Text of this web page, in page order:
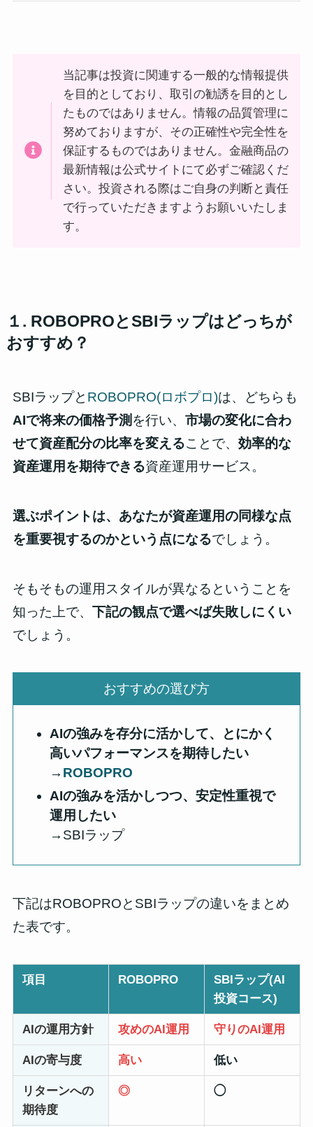
当記事は投資に関連する一般的な情報提供
を目的としており、取引の勧誘を目的とし
たものではありません。情報の品質管理に
努めておりますが、その正確性や完全性を
保証するものではありません。金融商品の
最新情報は公式サイトにて必ずご確認くだ
さい。投資される際はご自身の判断と責任
で行っていただきますようお願いいたしま
す。
１. ROBOPROとSBIラップはどっちが
おすすめ？
SBIラップと ROBOPRO(ロボプロ)は、どちらも
AIで将来の価格予測 を行い、 市場の変化に合わ
せて資産配分の比率を変えることで、 効率的な
資産運用を期待できる資産運用サービス。
選ぶポイントは、あなたが資産運用の同様な点
を重要視するのかという点になるでしょう。
そもそもの運用スタイルが異なるということを
知った上で、 下記の観点で選べば失敗しにくい
でしょう。
おすすめの選び方
AIの強みを存分に活かして、とにかく
高いパフォーマンスを期待したい
→ ROBOPRO
AIの強みを活かしつつ、安定性重視で
運用したい
→SBIラップ
下記はROBOPROとSBIラップの違いをまとめ
た表です。
項目 ROBOPRO SBIラップ(AI
投資コース)
AIの運用方針 攻めのAI運用 守りのAI運用
AIの寄与度 高い 低い
リターンへの
期待度
◎ ◯